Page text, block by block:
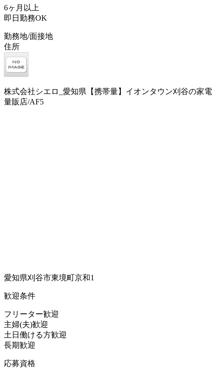
6ヶ月以上
即日勤務OK
勤務地/面接地
住所
株式会社シエロ_愛知県【携帯量】イオンタウン刈谷の家電
量販店/AF5
愛知県刈谷市東境町京和1
歓迎条件
フリーター歓迎
主婦(夫)歓迎
土日働ける方歓迎
長期歓迎
応募資格